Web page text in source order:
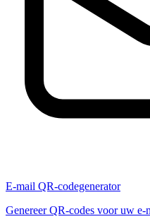
E-mail QR-codegenerator
Genereer QR-codes voor uw e-